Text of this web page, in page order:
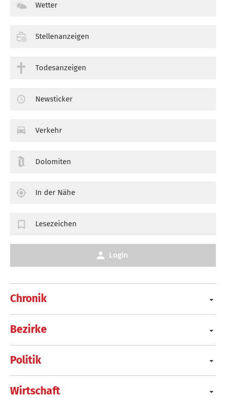
Chronik
Bezirke
Politik
Wirtschaft
Wetter
Stellenanzeigen
Todesanzeigen
Newsticker
Verkehr
Dolomiten
In der Nähe
Lesezeichen
Login